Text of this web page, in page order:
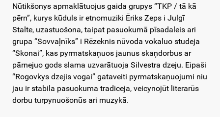
Nūtikšonys apmaklātuojus gaida grupys “TKP / tā kā
pērn”, kurys kūduls ir etnomuziki Ēriks Zeps i Julgī
Stalte, uzastuošona, taipat pasuokumā pīsadaleis ari
grupa “Sovvaļnīks” i Rēzeknis nūvoda vokaluo studeja
“Skonai”, kas pyrmatskaņuos jaunus skaņdorbus ar
pārnejuo gods slama uzvarātuoja Silvestra dzeju. Eipaši
“Rogovkys dzejis vogai” gataveiti pyrmatskaņuojumi niu
jau ir stabila pasuokuma tradiceja, veicynojūt literarūs
dorbu turpynuošonūs ari muzykā.